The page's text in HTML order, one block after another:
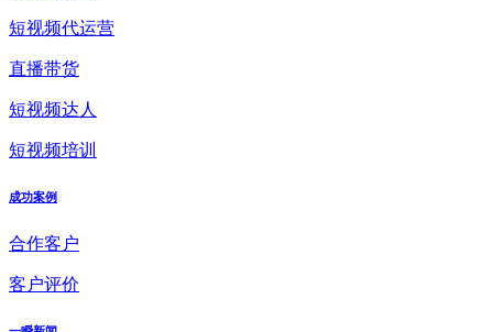
短视频代运营
直播带货
短视频达人
短视频培训
成功案例
合作客户
客户评价